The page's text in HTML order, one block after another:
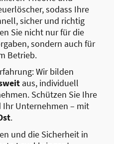
sodass Ihre
sicher und richtig
Sie nicht nur für die
sondern auch für
Betrieb.
Wir bilden
aus, individuell
Schützen Sie Ihre
Ihr Unternehmen – mit
.
und die Sicherheit in